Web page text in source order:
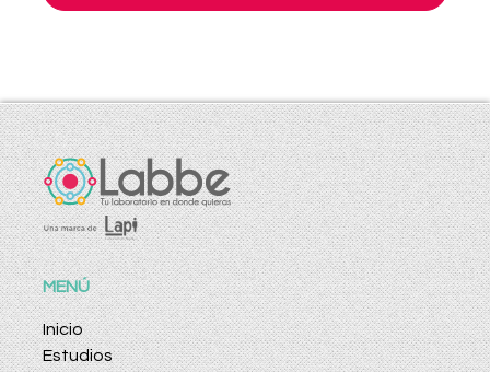
MENÚ
Inicio
Estudios